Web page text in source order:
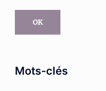
OK
Mots-clés